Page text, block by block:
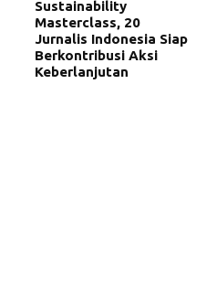
Sustainability
Masterclass, 20
Jurnalis Indonesia Siap
Berkontribusi Aksi
Keberlanjutan